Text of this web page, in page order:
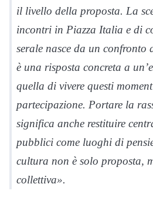
il livello della proposta. La
incontri in Piazza Italia e di
serale nasce da un
è una risposta concreta a
quella di vivere questi
partecipazione. Portare la
significa anche restituire
pubblici come luoghi di
cultura non è solo proposta,
collettiva».